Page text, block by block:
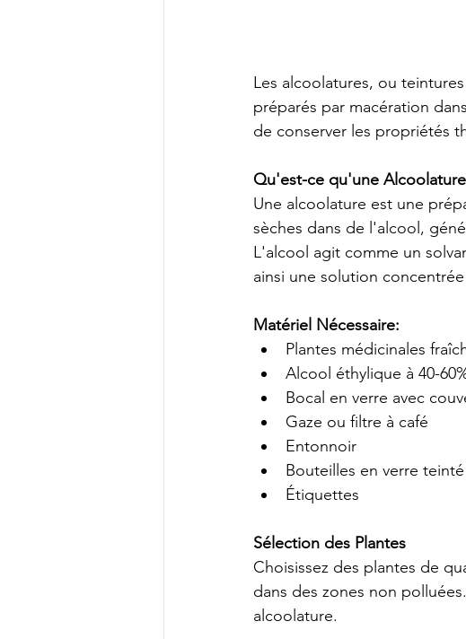
Les alcoolatures, ou
préparés par macération
de conserver les propriétés
Qu'est-ce qu'une
Une alcoolature est une
sèches dans de l'alcool,
L'alcool agit comme un
ainsi une solution
Matériel Nécessaire:
Plantes médicinales
Alcool éthylique à 40-
Bocal en verre avec
Gaze ou filtre à café
Entonnoir
Bouteilles en verre
Étiquettes
Sélection des Plantes
Choisissez des plantes de
dans des zones non
alcoolature.